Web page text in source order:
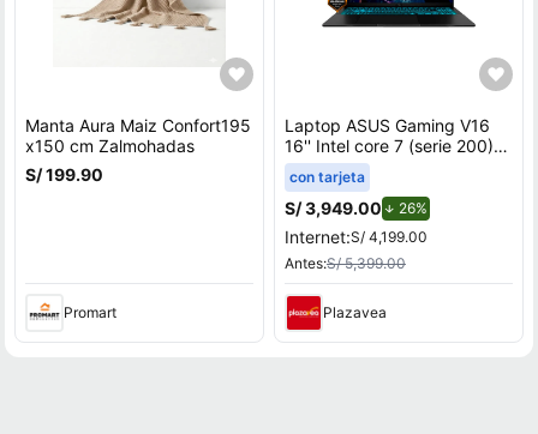
Manta Aura Maiz Confort195
x150 cm Zalmohadas
S/ 199.90
Promart
Laptop ASUS Gaming V16
16'' Intel core 7 (serie 200)
8GB 512GB SSD RTX3050
V3607VJ-TK286W
con tarjeta
S/ 3,949.00 26%de descuento.
Internet:S/ 4,199.00
Antes:S/ 5,399.00
Plazavea